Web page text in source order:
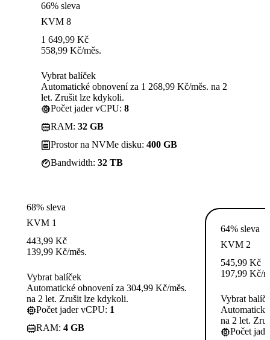
66% sleva
KVM 8
1 649,99 Kč
558,99 Kč/měs.
Vybrat balíček
Automatické obnovení za 1 268,99 Kč/měs. na 2
let. Zrušit lze kdykoli.
Počet jader vCPU: 8
RAM: 32 GB
Prostor na NVMe disku: 400 GB
Bandwidth: 32 TB
68% sleva
KVM 1
443,99 Kč
139,99 Kč/měs.
Vybrat balíček
Automatické obnovení za 304,99 Kč/měs.
na 2 let. Zrušit lze kdykoli.
Počet jader vCPU: 1
RAM: 4 GB
64% sleva
KVM 2
545,99 Kč
197,99 Kč/
Vybrat
na 2 let.
Počet